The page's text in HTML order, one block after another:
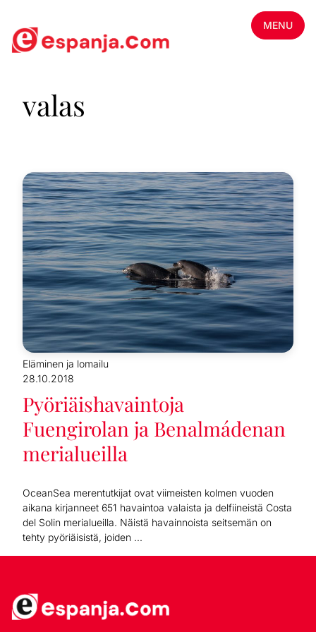
MENU
valas
Eläminen ja lomailu
28.10.2018
Pyöriäishavaintoja
Fuengirolan ja Benalmádenan
merialueilla
OceanSea merentutkijat ovat viimeisten kolmen vuoden
aikana kirjanneet 651 havaintoa valaista ja delfiineistä Costa
del Solin merialueilla. Näistä havainnoista seitsemän on
tehty pyöriäisistä, joiden ...